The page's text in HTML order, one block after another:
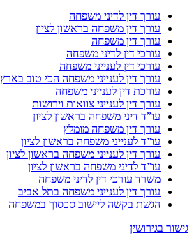
עורך דין לדיני משפחה
עורך דין משפחה בראשון לציון
עורך דין משפחה
עורכי דין לדיני משפחה
עורכי דין לענייני משפחה
עורך דין לענייני משפחה הכי טוב בארץ
עורכת דין לענייני משפחה
עורך דין לענייני צוואות וירושות
עו”ד דיני משפחה בראשון לציון
עורך דין משפחה מומלץ
עו”ד לענייני משפחה בראשון לציון
עורך דין לענייני משפחה בראשון לציון
עו”ד לדיני משפחה בראשון לציון
משרד עורכי דין לדיני משפחה
עורך דין לענייני משפחה בתל אביב
הגשת בקשה ליישוב סכסוך במשפחה
גישור בגירושין